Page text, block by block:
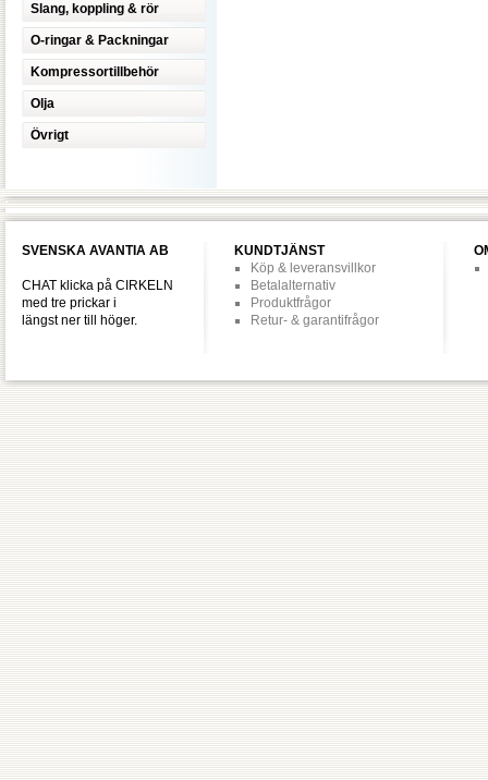
Slang, koppling & rör
O-ringar & Packningar
Kompressortillbehör
Olja
Övrigt
SVENSKA AVANTIA AB
CHAT klicka på CIRKELN
med tre prickar i
längst ner till höger.
KUNDTJÄNST
Köp & leveransvillkor
Betalalternativ
Produktfrågor
Retur- & garantifrågor